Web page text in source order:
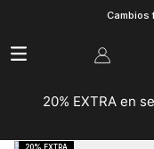
20% EXTRA en